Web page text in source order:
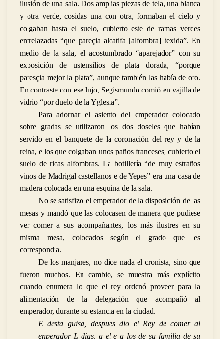
ilusión de una sala. Dos amplias piezas de tela, una blanca
y otra verde, cosidas una con otra, formaban el cielo y
colgaban hasta el suelo, cubierto este de ramas verdes
entrelazadas “que pareçia alcatifa [alfombra] texida”. En
medio de la sala, el acostumbrado “aparejador” con su
exposición de ustensilios de plata dorada, “porque
paresçia mejor la plata”, aunque también las había de oro.
En contraste con ese lujo, Segismundo comió en vajilla de
vidrio “por duelo de la Yglesia”.
Para adornar el asiento del emperador colocado
sobre gradas se utilizaron los dos doseles que habían
servido en el banquete de la coronación del rey y de la
reina, e los que colgaban unos paños franceses, cubierto el
suelo de ricas alfombras. La botillería “de muy estraños
vinos de Madrigal castellanos e de Yepes” era una casa de
madera colocada en una esquina de la sala.
No se satisfizo el emperador de la disposición de las
mesas y mandó que las colocasen de manera que pudiese
ver comer a sus acompañantes, los más ilustres en su
misma mesa, colocados según el grado que les
correspondía.
De los manjares, no dice nada el cronista, sino que
fueron muchos. En cambio, se muestra más explícito
cuando enumera lo que el rey ordenó proveer para la
alimentación de la delegación que acompañó al
emperador, durante su estancia en la ciudad.
E desta guisa, despues dio el Rey de comer al
enperador L dias, a el e a los de su familia de su